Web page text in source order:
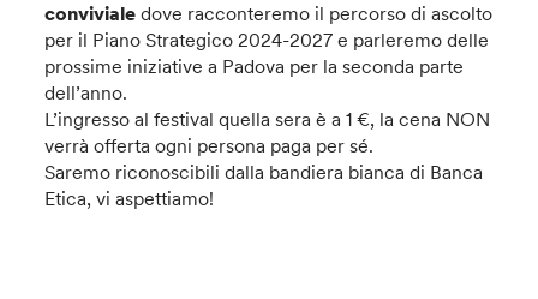
conviviale dove racconteremo il percorso di ascolto
per il Piano Strategico 2024-2027 e parleremo delle
prossime iniziative a Padova per la seconda parte
dell’anno.
L’ingresso al festival quella sera è a 1 €, la cena NON
verrà offerta ogni persona paga per sé.
Saremo riconoscibili dalla bandiera bianca di Banca
Etica, vi aspettiamo!